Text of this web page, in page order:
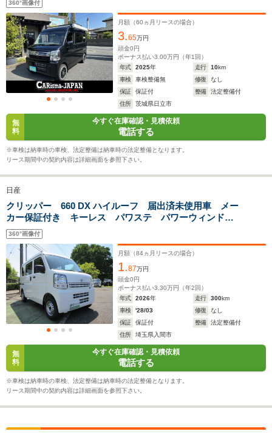
WLTCモード
燃費
駆動方式
ホイールベース
-m
15.1km/L
└市街地:13.0km/L
└郊外:16.1～
└高速道路:15.5km/L
FR、4WD
-m
13.1～17.2km/L
└市街地:11.1～
└郊外:13.8～
└高速道路:13.7～
FR、4WD
13.1～
FR、4WD
ジ搭載
360°画像付
月額（60 ヵ月リースの場合）
3.65万円
頭金0円
ボーナス払い3.00万円（年1回）
年式
2025年 走行 10km
車検
車検整備無 修復
なし
保証
保証付 整備
法定整備付
住所
茨城県日立市
無
料
今すぐ在庫確認・見積依頼
電話する
※車検は納車時の車検、法定整備は納車時の法定整備となります。
リース期間中の契約内容は詳細画面を参照下さい。
日産
クリッパー 660 DX ハイルーフ 届出済未使用車 メー
カー保証付き キーレス パワステ パワーウィンド
ウ オートライト 運転席エアバッグ 助手席エアバッ
グ ABS付 記録簿 取扱説明書 スペアキー
360°画像付
月額（84ヵ月リースの場合）
1.87万円
頭金0円
ボーナス払い3.30万円（年2回）
年式
2026年 走行 300km
車検
'28/03 修復
なし
保証
保証付 整備
法定整備付
住所
埼玉県入間市
無
料
今すぐ在庫確認・見積依頼
電話する
※車検は納車時の車検、法定整備は納車時の法定整備となります。
リース期間中の契約内容は詳細画面を参照下さい。